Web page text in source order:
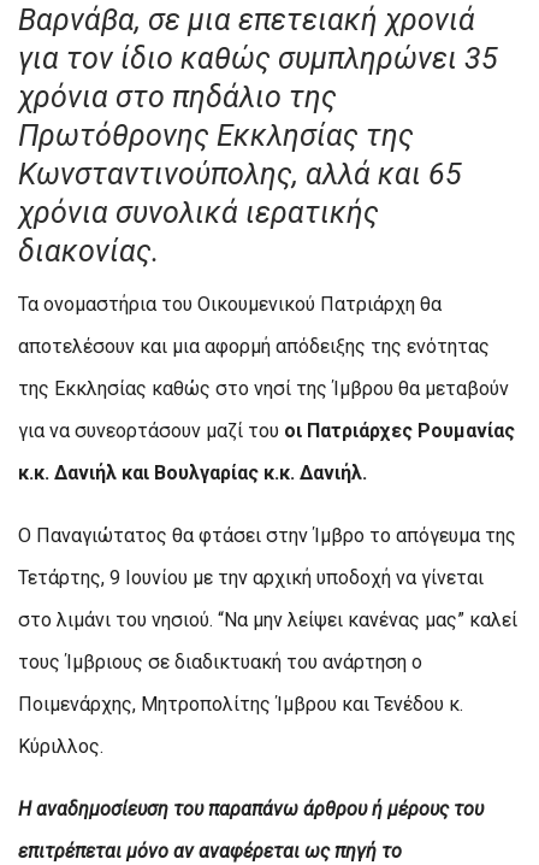
Βαρνάβα, σε μια επετειακή χρονιά
για τον ίδιο καθώς συμπληρώνει 35
χρόνια στο πηδάλιο της
Πρωτόθρονης Εκκλησίας της
Κωνσταντινούπολης, αλλά και 65
χρόνια συνολικά ιερατικής
διακονίας.
Τα ονομαστήρια του Οικουμενικού Πατριάρχη θα
αποτελέσουν και μια αφορμή απόδειξης της ενότητας
της Εκκλησίας καθώς στο νησί της Ίμβρου θα μεταβούν
για να συνεορτάσουν μαζί του οι Πατριάρχες Ρουμανίας
κ.κ. Δανιήλ και Βουλγαρίας κ.κ. Δανιήλ.
Ο Παναγιώτατος θα φτάσει στην Ίμβρο το απόγευμα της
Τετάρτης, 9 Ιουνίου με την αρχική υποδοχή να γίνεται
στο λιμάνι του νησιού. “Να μην λείψει κανένας μας” καλεί
τους Ίμβριους σε διαδικτυακή του ανάρτηση ο
Ποιμενάρχης, Μητροπολίτης Ίμβρου και Τενέδου κ.
Κύριλλος.
H αναδημοσίευση του παραπάνω άρθρου ή μέρους του
επιτρέπεται μόνο αν αναφέρεται ως πηγή το